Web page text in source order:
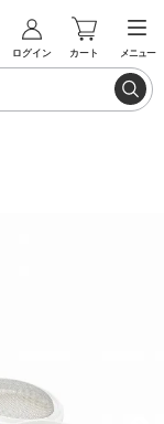
ログイン カート メニュー